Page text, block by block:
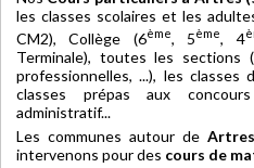
les classes scolaires et les
CM2), Collège (6ème, 5ème, 4
Terminale), toutes les sections
professionnelles, ...), les classes
classes prépas aux
administratif...
Les communes autour de
intervenons pour des cours de